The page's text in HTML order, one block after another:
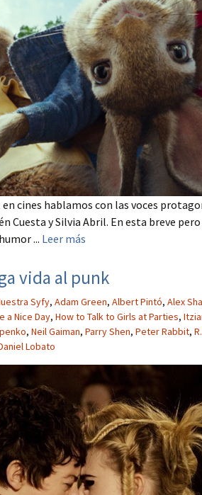
cines hablamos con las voces
Cuesta y Silvia Abril. En esta breve
... Leer más
vida al punk
Syfy, Adam Green, Albert Pintó, Alex
a Nice Day, How to Talk to Girls at Parties,
, Neil Gaiman, Parry Shen, Peter Rabbit,
Lobato